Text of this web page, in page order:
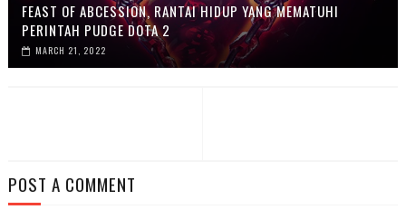
FEAST OF ABCESSION, RANTAI HIDUP YANG MEMATUHI
PERINTAH PUDGE DOTA 2
MARCH 21, 2022
POST A COMMENT